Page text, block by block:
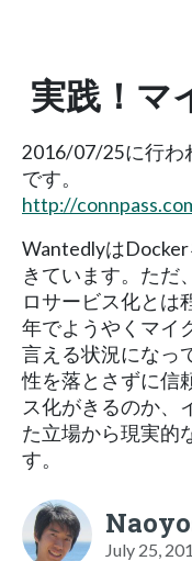
実践！マ
2016/07/25に行わ
です。
http://
Wantedlyは
きています。ただ
ロサービス化とは
年でようやくマイ
言える状況になっ
性を落とさずに信
ス化がきるのか、
た立場から現実的
す。
July 25,